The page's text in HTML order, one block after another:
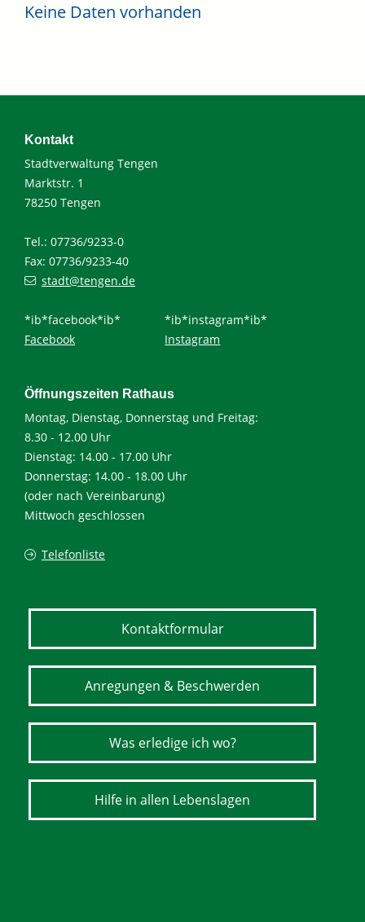
Keine Daten vorhanden
Kontakt
Stadtverwaltung Tengen
Marktstr. 1
78250 Tengen
Tel.: 07736/9233-0
Fax: 07736/9233-40
stadt@tengen.de
*ib*facebook*ib*
Facebook
*ib*instagram*ib*
Instagram
Öffnungszeiten Rathaus
Montag, Dienstag, Donnerstag und Freitag:
8.30 - 12.00 Uhr
Dienstag: 14.00 - 17.00 Uhr
Donnerstag: 14.00 - 18.00 Uhr
(oder nach Vereinbarung)
Mittwoch geschlossen
Telefonliste
Kontaktformular
Anregungen & Beschwerden
Was erledige ich wo?
Hilfe in allen Lebenslagen